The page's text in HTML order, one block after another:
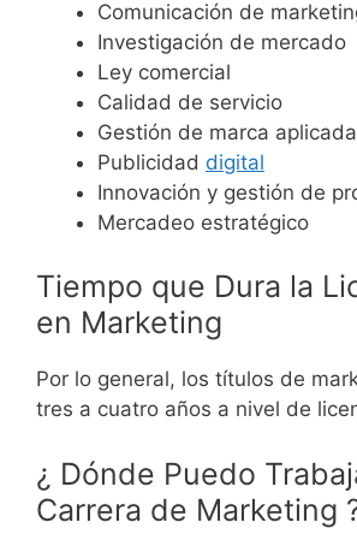
Comunicación de
Investigación de mercado
Ley comercial
Calidad de servicio
Gestión de marca aplicada
Publicidad digital
Innovación y gestión de
Mercadeo estratégico
Tiempo que Dura la
en Marketing
Por lo general, los títulos de
tres a cuatro años a nivel de
¿ Dónde Puedo
Carrera de Marketing